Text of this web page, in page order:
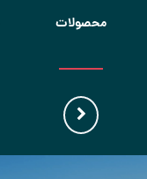
محصولات